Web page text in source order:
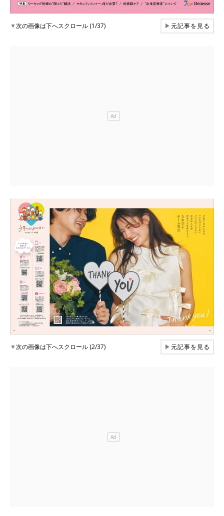
▼次の画像は下へスクロール (1/37) ▶元記事を見る
▼次の画像は下へスクロール (2/37) ▶元記事を見る